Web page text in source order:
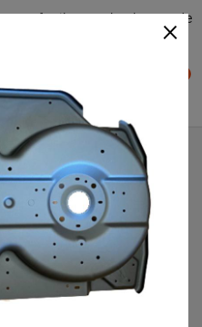
facilement le plateau de
de coupe
1 - pour VILLA 95
[13-2963-12]
×